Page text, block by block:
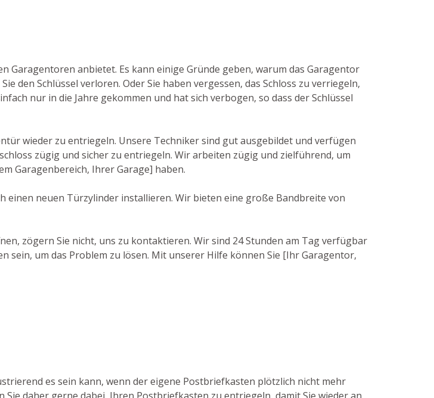
Garagentoren anbietet. Es kann einige Gründe geben, warum das Garagentor
den Schlüssel verloren. Oder Sie haben vergessen, das Schloss zu verriegeln,
nur in die Jahre gekommen und hat sich verbogen, so dass der Schlüssel
wieder zu entriegeln. Unsere Techniker sind gut ausgebildet und verfügen
zügig und sicher zu entriegeln. Wir arbeiten zügig und zielführend, um
Garagenbereich, Ihrer Garage] haben.
einen neuen Türzylinder installieren. Wir bieten eine große Bandbreite von
zögern Sie nicht, uns zu kontaktieren. Wir sind 24 Stunden am Tag verfügbar
sein, um das Problem zu lösen. Mit unserer Hilfe können Sie [Ihr Garagentor,
es sein kann, wenn der eigene Postbriefkasten plötzlich nicht mehr